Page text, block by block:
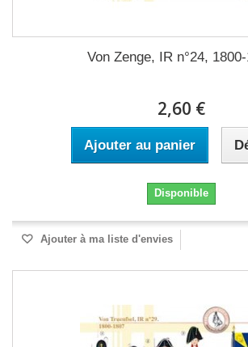
Von Zenge, IR n°24,
2,60 €
Ajouter au panier
Disponible
Ajouter à ma liste d'envies